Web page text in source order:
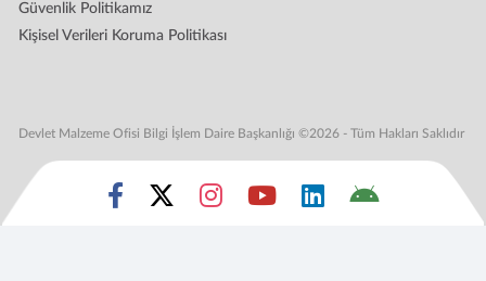
Güvenlik Politikamız
Kişisel Verileri Koruma Politikası
Devlet Malzeme Ofisi Bilgi İşlem Daire Başkanlığı ©2026 - Tüm Hakları Saklıdır